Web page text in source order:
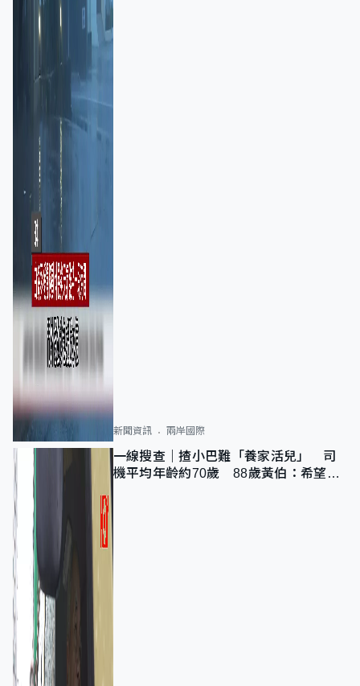
新聞資訊 兩岸國際
一線搜查｜揸小巴難「養家活兒」 司
機平均年齡約70歲 88歲黃伯：希望一